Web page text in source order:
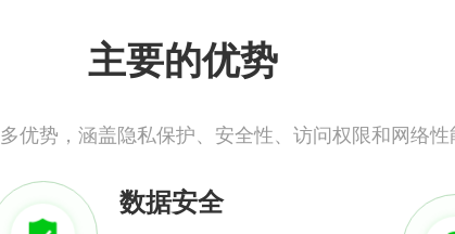
主要的优势
优势，涵盖隐私保护、安全性、访问权限和网络
数据安全